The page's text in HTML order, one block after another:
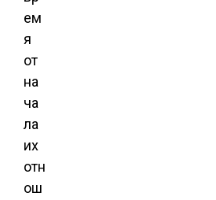
ем
я
от
на
ча
ла
их
отн
ош